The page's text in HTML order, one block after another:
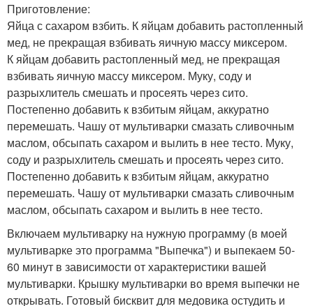
Приготовление:
Яйца с сахаром взбить. К яйцам добавить растопленный
мед, не прекращая взбивать яичную массу миксером.
К яйцам добавить растопленный мед, не прекращая
взбивать яичную массу миксером. Муку, соду и
разрыхлитель смешать и просеять через сито.
Постепенно добавить к взбитым яйцам, аккуратно
перемешать. Чашу от мультиварки смазать сливочным
маслом, обсыпать сахаром и вылить в нее тесто. Муку,
соду и разрыхлитель смешать и просеять через сито.
Постепенно добавить к взбитым яйцам, аккуратно
перемешать. Чашу от мультиварки смазать сливочным
маслом, обсыпать сахаром и вылить в нее тесто.
Включаем мультиварку на нужную программу (в моей
мультиварке это программа "Выпечка") и выпекаем 50-
60 минут в зависимости от характеристики вашей
мультиварки. Крышку мультиварки во время выпечки не
открывать. Готовый бисквит для медовика остудить и